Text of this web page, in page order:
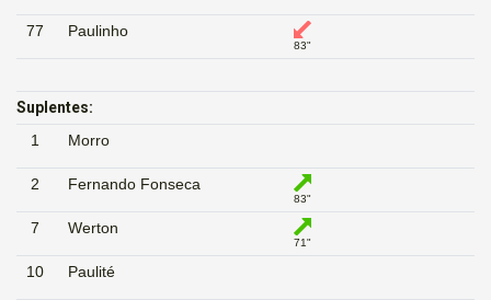
77 Paulinho
83"
Suplentes:
1
Morro
2 Fernando Fonseca
83"
7 Werton
71"
10 Paulité